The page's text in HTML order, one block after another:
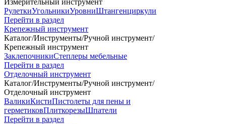
Измерительный инструмент
РулеткиУгольникиУровниШтангенциркули
Перейти в раздел
Крепежный инструмент
Каталог/Инструменты/Ручной инструмент/
Крепежный инструмент
ЗаклепочникиСтеплеры мебельные
Перейти в раздел
Отделочный инструмент
Каталог/Инструменты/Ручной инструмент/
Отделочный инструмент
ВаликиКистиПистолеты для пены и
герметиковПлиткорезыШпатели
Перейти в раздел